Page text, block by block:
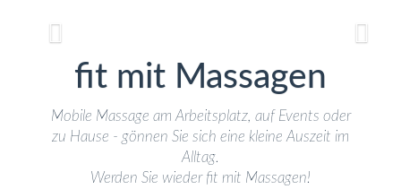
fit mit Massagen
Mobile Massage am Arbeitsplatz, auf Events oder
zu Hause - gönnen Sie sich eine kleine Auszeit im
Alltag.
Werden Sie wieder fit mit Massagen!